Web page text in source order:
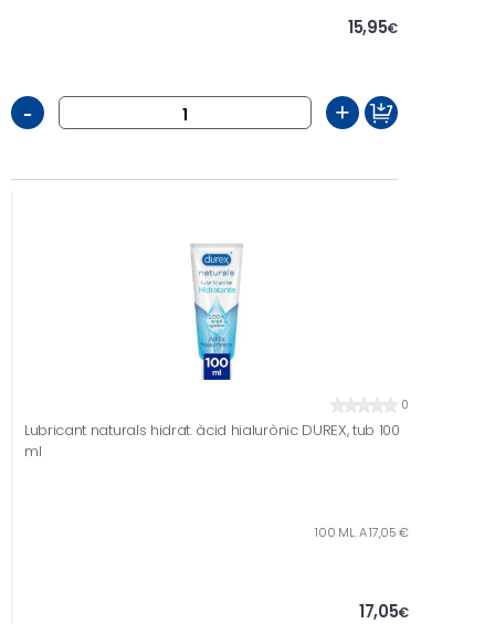
15,95€
- +
0
Lubricant naturals hidrat. àcid hialurònic DUREX, tub 100
ml
100 ML. A 17,05 €
17,05€